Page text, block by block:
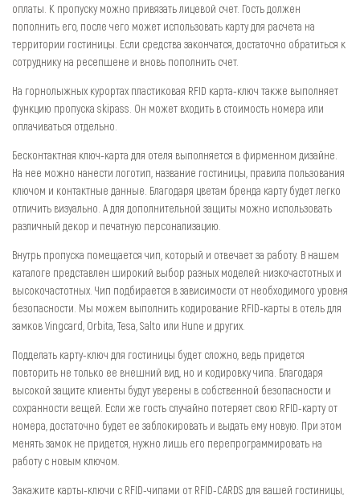
оплаты. К пропуску можно привязать лицевой счет. Гость должен
пополнить его, после чего может использовать карту для расчета на
территории гостиницы. Если средства закончатся, достаточно обратиться к
сотруднику на ресепшене и вновь пополнить счет.
На горнолыжных курортах пластиковая RFID карта-ключ также выполняет
функцию пропуска skipass. Он может входить в стоимость номера или
оплачиваться отдельно.
Бесконтактная ключ-карта для отеля выполняется в фирменном дизайне.
На нее можно нанести логотип, название гостиницы, правила пользования
ключом и контактные данные. Благодаря цветам бренда карту будет легко
отличить визуально. А для дополнительной защиты можно использовать
различный декор и печатную персонализацию.
Внутрь пропуска помещается чип, который и отвечает за работу. В нашем
каталоге представлен широкий выбор разных моделей: низкочастотных и
высокочастотных. Чип подбирается в зависимости от необходимого уровня
безопасности. Мы можем выполнить кодирование RFID-карты в отель для
замков Vingcard, Orbita, Tesa, Salto или Hune и других.
Подделать карту-ключ для гостиницы будет сложно, ведь придется
повторить не только ее внешний вид, но и кодировку чипа. Благодаря
высокой защите клиенты будут уверены в собственной безопасности и
сохранности вещей. Если же гость случайно потеряет свою RFID-карту от
номера, достаточно будет ее заблокировать и выдать ему новую. При этом
менять замок не придется, нужно лишь его перепрограммировать на
работу с новым ключом.
Закажите карты-ключи с RFID-чипами от RFID-CARDS для вашей гостиницы,